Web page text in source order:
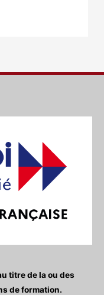
titre de la ou des
de formation.